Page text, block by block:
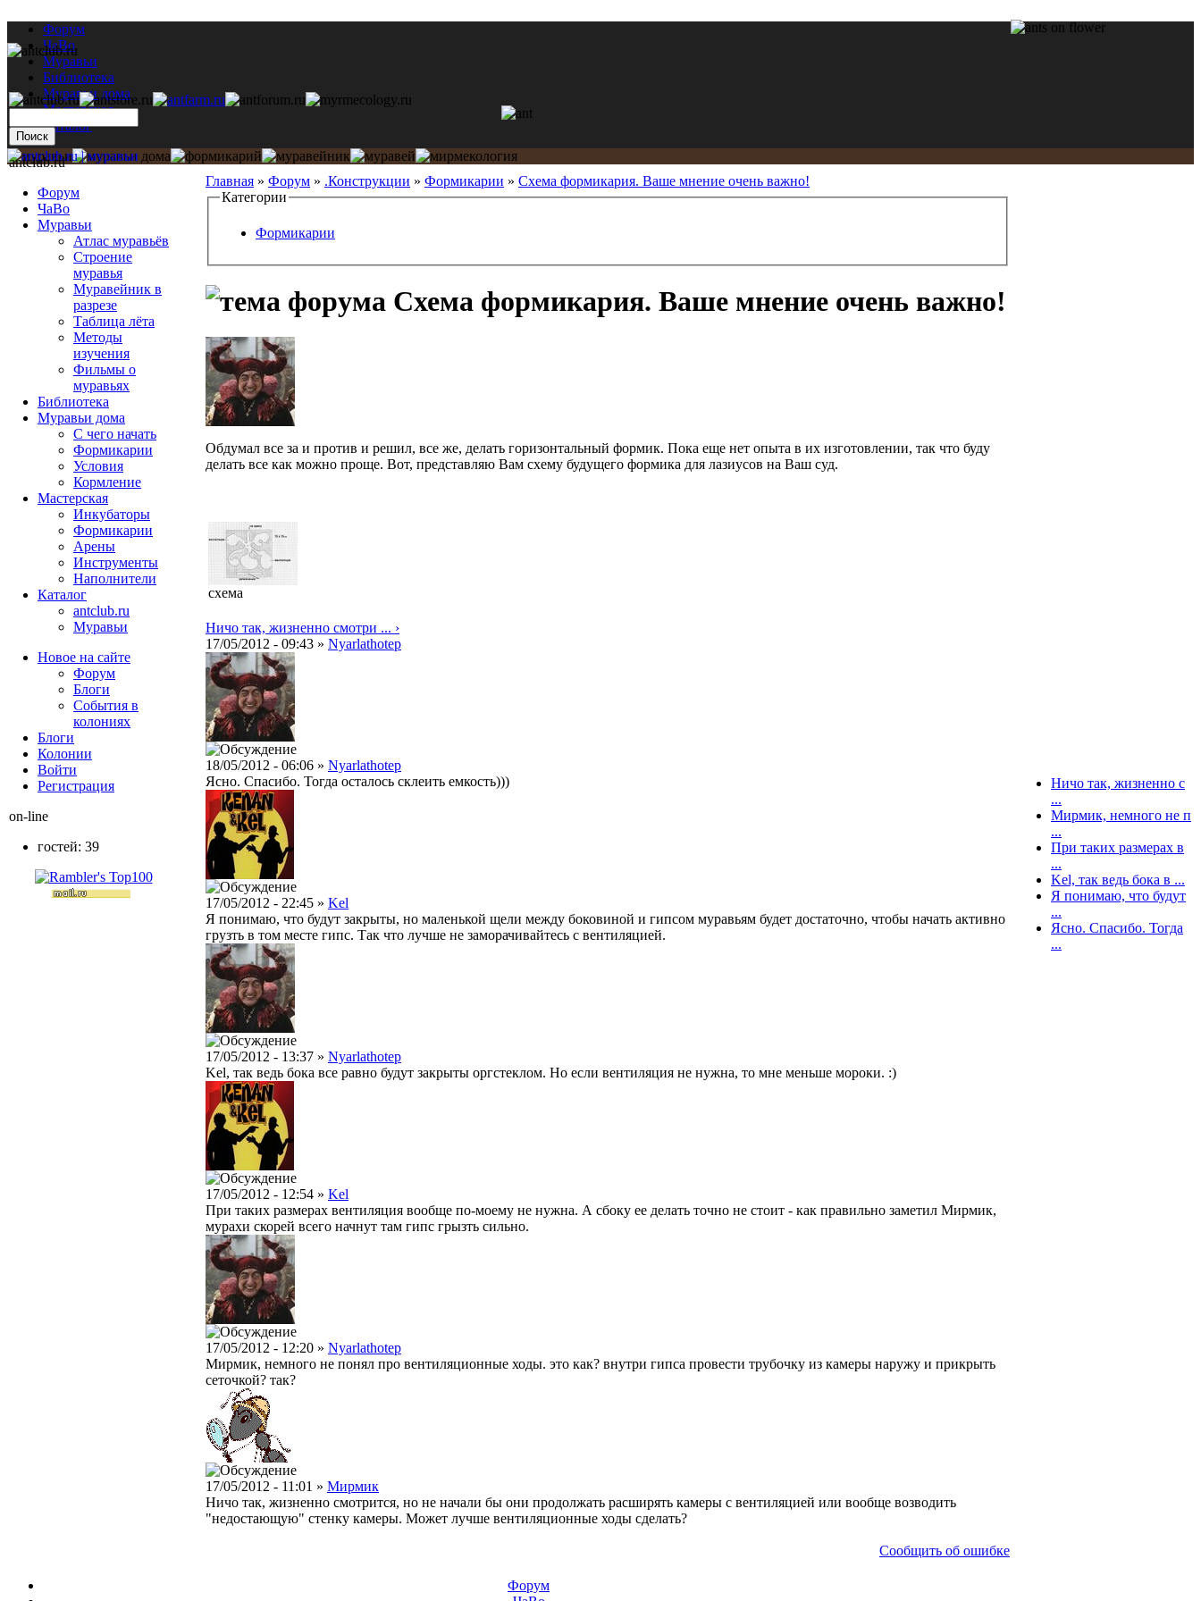
Форум
ЧаВо
Муравьи
Библиотека
Муравьи дома
Мастерская
Каталог
Главная » Форум » .Конструкции » Формикарии » Схема формикария. Ваше мнение очень важно!
Категории
Формикарии
Схема формикария. Ваше мнение очень важно!
Обдумал все за и против и решил, все же, делать горизонтальный формик. Пока еще нет опыта в их изготовлении, так что буду
делать все как можно проще. Вот, представляю Вам схему будущего формика для лазиусов на Ваш суд.
схема
Ничо так, жизненно смотри ... ›
17/05/2012 - 09:43 » Nyarlathotep
18/05/2012 - 06:06 » Nyarlathotep
Ясно. Спасибо. Тогда осталось склеить емкость)))
17/05/2012 - 22:45 » Kel
Я понимаю, что будут закрыты, но маленькой щели между боковиной и гипсом муравьям будет достаточно, чтобы начать активно
грузть в том месте гипс. Так что лучше не заморачивайтесь с вентиляцией.
17/05/2012 - 13:37 » Nyarlathotep
Kel, так ведь бока все равно будут закрыты оргстеклом. Но если вентиляция не нужна, то мне меньше мороки. :)
17/05/2012 - 12:54 » Kel
При таких размерах вентиляция вообще по-моему не нужна. А сбоку ее делать точно не стоит - как правильно заметил Мирмик,
мурахи скорей всего начнут там гипс грызть сильно.
17/05/2012 - 12:20 » Nyarlathotep
Мирмик, немного не понял про вентиляционные ходы. это как? внутри гипса провести трубочку из камеры наружу и прикрыть
сеточкой? так?
17/05/2012 - 11:01 » Мирмик
Ничо так, жизненно смотрится, но не начали бы они продолжать расширять камеры с вентиляцией или вообще возводить
"недостающую" стенку камеры. Может лучше вентиляционные ходы сделать?
Сообщить об ошибке
antclub.ru
Форум
ЧаВо
Муравьи
Атлас муравьёв
Строение
муравья
Муравейник в
разрезе
Таблица лёта
Методы
изучения
Фильмы о
муравьях
Библиотека
Муравьи дома
С чего начать
Формикарии
Условия
Кормление
Мастерская
Инкубаторы
Формикарии
Арены
Инструменты
Наполнители
Каталог
antclub.ru
Муравьи
Новое на сайте
Форум
Блоги
События в
колониях
Блоги
Колонии
Войти
Peгиcтpaция
on-line
гостей: 39
Ничо так, жизненно с
...
Мирмик, немного не п
...
При таких размерах в
...
Kel, так ведь бока в ...
Я понимаю, что будут
...
Ясно. Спасибо. Тогда
...
Форум